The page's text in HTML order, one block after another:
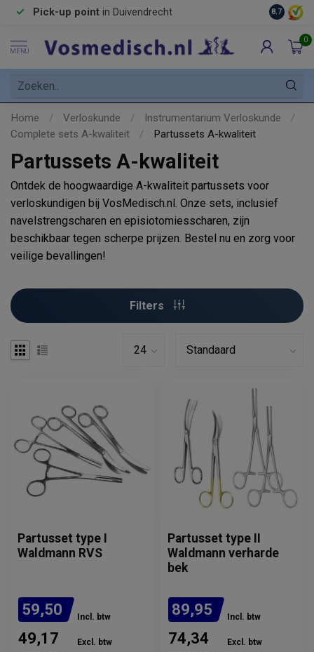
Pick-up point in Duivendrecht 8.7
MENU
0
Home / Verloskunde / Instrumentarium Verloskunde
/
Complete sets A-kwaliteit
/ Partussets A-kwaliteit
Partussets A-kwaliteit
Ontdek de hoogwaardige A-kwaliteit partussets voor
verloskundigen bij VosMedisch.nl. Onze sets, inclusief
navelstrengscharen en episiotomiesscharen, zijn
beschikbaar tegen scherpe prijzen. Bestel nu en zorg voor
veilige bevallingen!
Filters
Partusset type I
Waldmann RVS
59,50 Incl. btw
49,17 Excl. btw
Partusset type II
Waldmann verharde
bek
89,95 Incl. btw
74,34 Excl. btw